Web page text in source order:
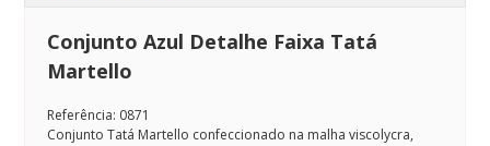
Conjunto Azul Detalhe Faixa Tatá
Martello
Referência: 0871
Conjunto Tatá Martello confeccionado na malha viscolycra,